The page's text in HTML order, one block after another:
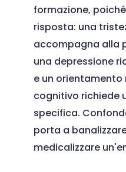
formazione,
risposta: una
accompagna alla
una depressione
e un orientamento
cognitivo richiede
specifica.
porta a
medicalizzare